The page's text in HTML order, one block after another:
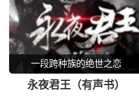
一段跨种族的绝世之恋
永夜君王（有声书）